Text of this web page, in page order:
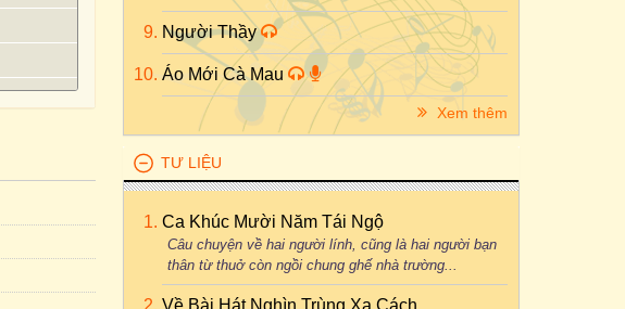
Người Thầy
Áo Mới Cà Mau
Xem thêm
TƯ LIỆU
Ca Khúc Mười Năm Tái Ngộ
Câu chuyện về hai người lính, cũng là hai người bạn
thân từ thuở còn ngồi chung ghế nhà trường...
Về Bài Hát Nghìn Trùng Xa Cách